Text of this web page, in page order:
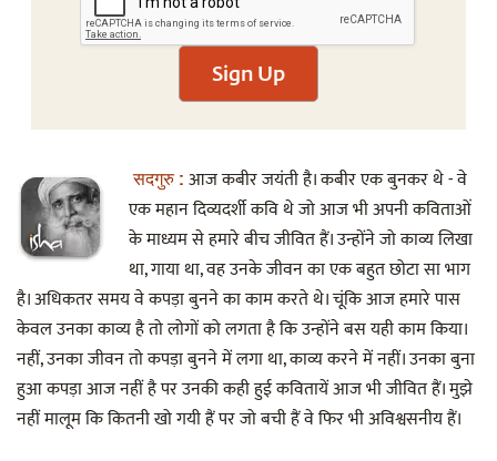
Sign Up
सदगुरु : आज कबीर जयंती है। कबीर एक बुनकर थे - वे
एक महान दिव्यदर्शी कवि थे जो आज भी अपनी कविताओं
के माध्यम से हमारे बीच जीवित हैं। उन्होंने जो काव्य लिखा
था, गाया था, वह उनके जीवन का एक बहुत छोटा सा भाग
है। अधिकतर समय वे कपड़ा बुनने का काम करते थे। चूंकि आज हमारे पास
केवल उनका काव्य है तो लोगों को लगता है कि उन्होंने बस यही काम किया।
नहीं, उनका जीवन तो कपड़ा बुनने में लगा था, काव्य करने में नहीं। उनका बुना
हुआ कपड़ा आज नहीं है पर उनकी कही हुई कवितायें आज भी जीवित हैं। मुझे
नहीं मालूम कि कितनी खो गयी हैं पर जो बची हैं वे फिर भी अविश्वसनीय हैं।